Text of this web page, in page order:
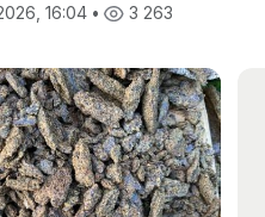
16:04 • 3 263